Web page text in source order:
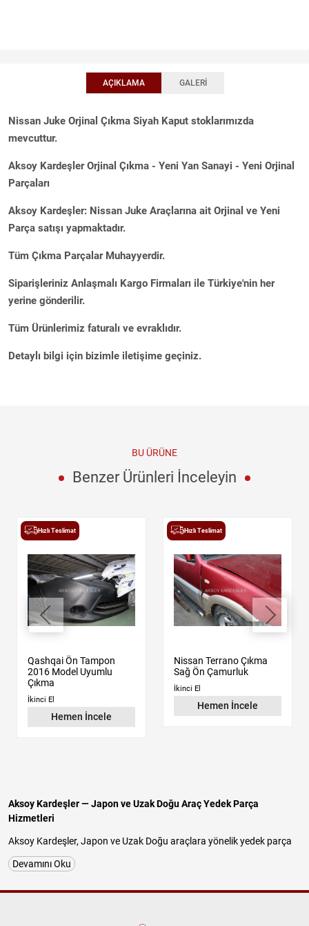
AÇIKLAMA GALERI
Nissan Juke Orjinal Çıkma Siyah Kaput stoklarımızda
mevcuttur.
Aksoy Kardeşler Orjinal Çıkma - Yeni Yan Sanayi - Yeni Orjinal
Parçaları
Aksoy Kardeşler: Nissan Juke Araçlarına ait Orjinal ve Yeni
Parça satışı yapmaktadır.
Tüm Çıkma Parçalar Muhayyerdir.
Siparişleriniz Anlaşmalı Kargo Firmaları ile Türkiye'nin her
yerine gönderilir.
Tüm Ürünlerimiz faturalı ve evraklıdır.
Detaylı bilgi için bizimle iletişime geçiniz.
BU ÜRÜNE
Benzer Ürünleri İnceleyin
Hızlı Teslimat
Qashqai Ön Tampon
2016 Model Uyumlu
Çıkma
İkinci El
Hemen İncele
Hızlı Teslimat
Nissan Terrano Çıkma
Sağ Ön Çamurluk
İkinci El
Hemen İncele
Aksoy Kardeşler — Japon ve Uzak Doğu Araç Yedek Parça
Hizmetleri
Aksoy Kardeşler, Japon ve Uzak Doğu araçlara yönelik yedek parça
tedariğinde uzun yıllara dayanan tecrübesiyle güvenilir ve
profesyonel hizmet sunan köklü bir firmadır. İstanbul Başakşehir
Devamını Oku